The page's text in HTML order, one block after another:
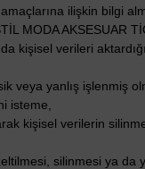
ilişkin bilgi
MODA AKSESUAR
kişisel verileri
veya yanlış işlenmiş
isteme,
kişisel verilerin
silinmesi ya da